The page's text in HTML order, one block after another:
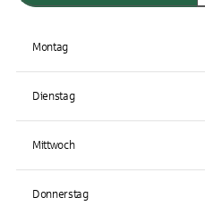
Montag
Dienstag
Mittwoch
Donnerstag